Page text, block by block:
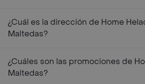
¿Cuál es la dirección de Home
Maltedas?
¿Cuáles son las promociones de
Maltedas?